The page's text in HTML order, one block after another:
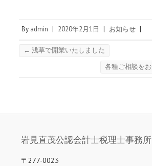
By admin | 2020年2月1日 | お知らせ |
← 浅草で開業いたしました
各種ご相談を
岩見直茂公認会計士税理士事務所
〒277-0023